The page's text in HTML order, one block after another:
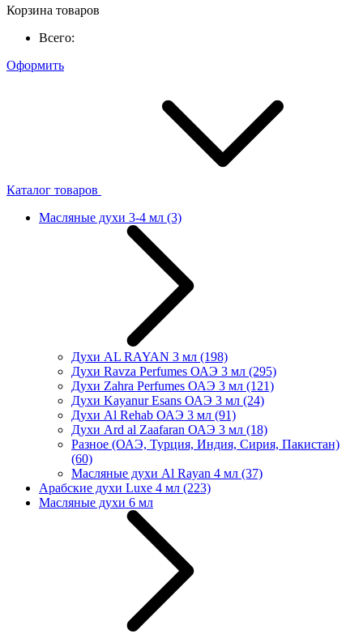
Корзина товаров
Всего:
Оформить
Каталог товаров
Масляные духи 3-4 мл (3)
Духи AL RAYAN 3 мл (198)
Духи Ravza Perfumes ОАЭ 3 мл (295)
Духи Zahra Perfumes ОАЭ 3 мл (121)
Духи Kayanur Esans ОАЭ 3 мл (24)
Духи Al Rehab ОАЭ 3 мл (91)
Духи Ard al Zaafaran ОАЭ 3 мл (18)
Разное (ОАЭ, Турция, Индия, Сирия, Пакистан)
(60)
Масляные духи Al Rayan 4 мл (37)
Арабские духи Luxe 4 мл (223)
Масляные духи 6 мл